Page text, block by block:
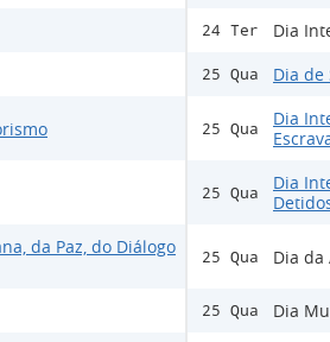
da Paz, do Diálogo
24 Ter Dia
25 Qua Dia de
25 Qua
Dia
25 Qua
Dia
25 Qua Dia da
25 Qua Dia